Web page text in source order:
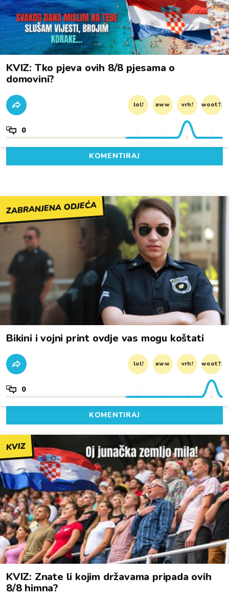
KVIZ: Tko pjeva ovih 8/8 pjesama o
domovini?
lol! aww vrh! woot?!
0
KOMENTIRAJ
ZABRANJENA ODJEĆA
Bikini i vojni print ovdje vas mogu koštati
lol! aww vrh! woot?!
0
KOMENTIRAJ
KVIZ
KVIZ: Znate li kojim državama pripada ovih
8/8 himna?